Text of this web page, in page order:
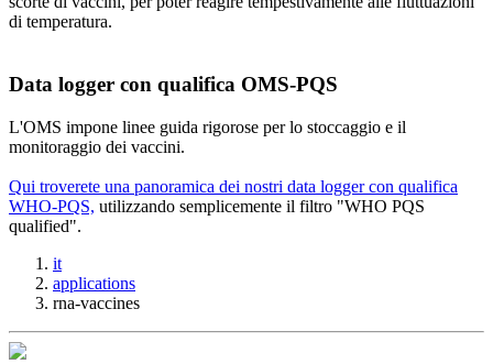
di temperatura.
Data logger con qualifica OMS-PQS
L'OMS impone linee guida rigorose per lo stoccaggio e il
monitoraggio dei vaccini.
Qui troverete una panoramica dei nostri data logger con qualifica
WHO-PQS, utilizzando semplicemente il filtro "WHO PQS
qualified".
it
applications
rna-vaccines